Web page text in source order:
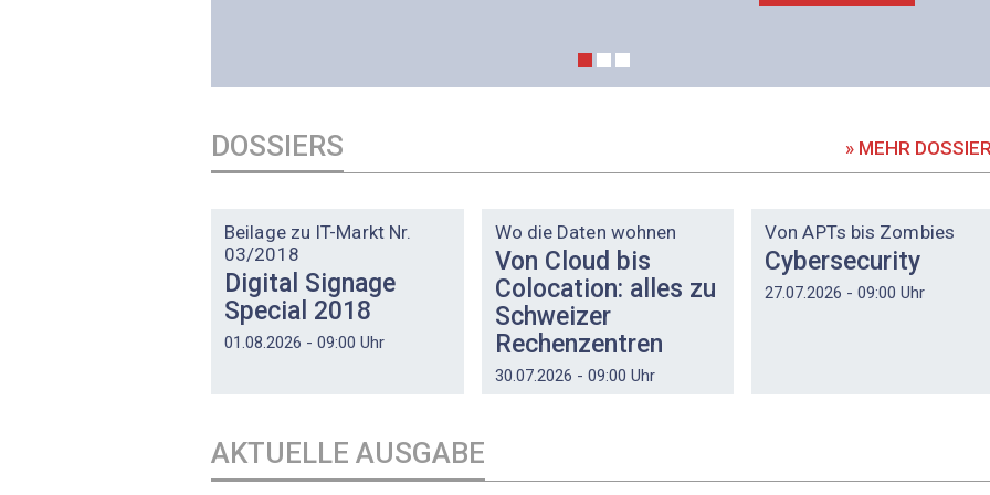
DOSSIERS » MEHR
Beilage zu IT-Markt Nr.
03/2018
Digital Signage
Special 2018
01.08.2026 - 09:00 Uhr
Wo die Daten wohnen
Von Cloud bis
Colocation: alles zu
Schweizer
Rechenzentren
30.07.2026 - 09:00 Uhr
Von APTs bis Zombies
Cybersecurity
27.07.2026 - 09:00 Uhr
AKTUELLE AUSGABE